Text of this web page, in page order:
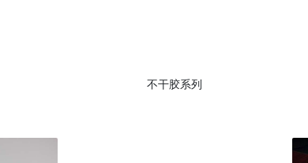
不干胶系列